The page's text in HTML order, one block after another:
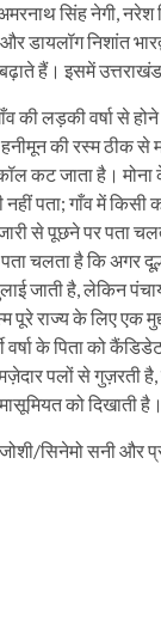
सिंह नेगी, नरेश
डायलॉग निशांत
हैं। इसमें
की लड़की वर्षा से
हनीमून की रस्म ठीक
कट जाता है। मोना
पता; गाँव में किसी
से पूछने पर पता
चलता है कि अगर
जाती है, लेकिन
राज्य के लिए एक
के पिता को
पलों से गुज़रती
को दिखाती है।
सिनेमो सनी और